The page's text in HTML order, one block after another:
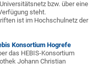
bzw. über eine
steht.
ist im Hochschulnetz der
Konsortium Hogrefe
das HEBIS-Konsortium
Johann Christian